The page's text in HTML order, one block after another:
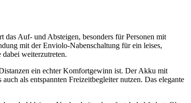
Auf- und Absteigen, besonders für Personen mit
mit der Enviolo-Nabenschaltung für ein leises,
weiterzutreten.
ein echter Komfortgewinn ist. Der Akku mit
als entspannten Freizeitbegleiter nutzen. Das elegante